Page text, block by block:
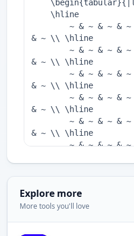
Explore more
More tools you'll love